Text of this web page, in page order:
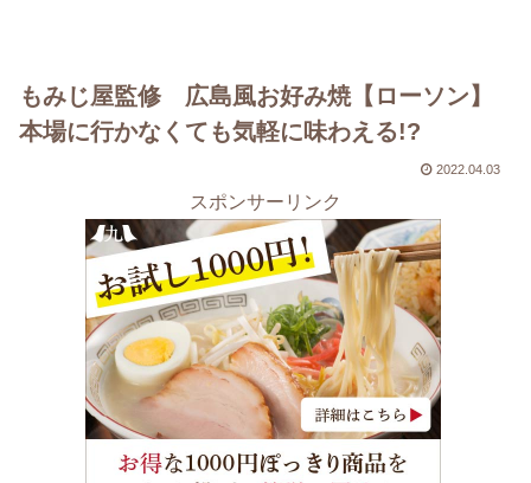
もみじ屋監修 広島風お好み焼【ローソン】
本場に行かなくても気軽に味わえる!?
2022.04.03
スポンサーリンク